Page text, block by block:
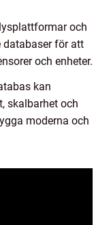
och
databaser för att
och enheter.
kan
skalbarhet och
moderna och